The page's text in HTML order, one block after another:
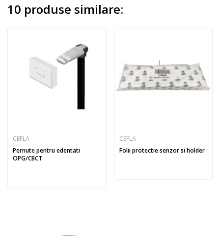
10 produse similare:
CEFLA
Pernute pentru edentati
OPG/CBCT
CEFLA
Folii protectie senzor si holder